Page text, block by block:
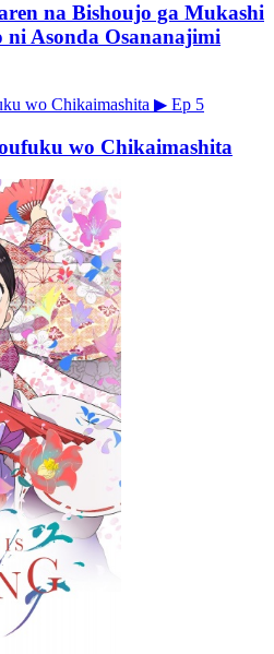
na Bishoujo ga Mukashi
ni Asonda Osananajimi
▶ Ep 5
wo Chikaimashita